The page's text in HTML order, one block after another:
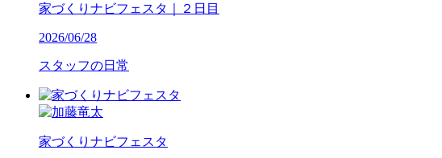
家づくりナビフェスタ｜２日目
2026/06/28
スタッフの日常
家づくりナビフェスタ